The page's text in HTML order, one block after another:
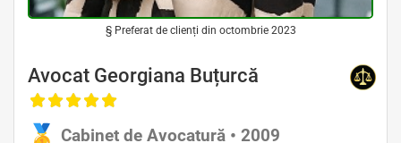
§ Preferat de clienți din octombrie 2023
Avocat Georgiana Buțurcă
Cabinet de Avocatură • 2009